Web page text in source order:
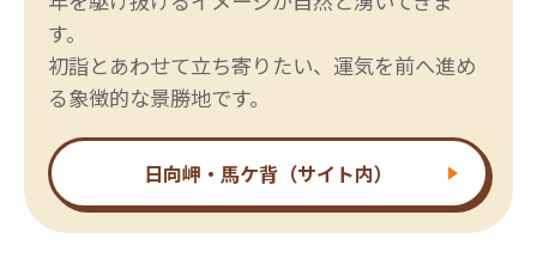
す。
初詣とあわせて立ち寄りたい、運気を前へ進め
る象徴的な景勝地です。
日向岬・馬ケ背（サイト内）